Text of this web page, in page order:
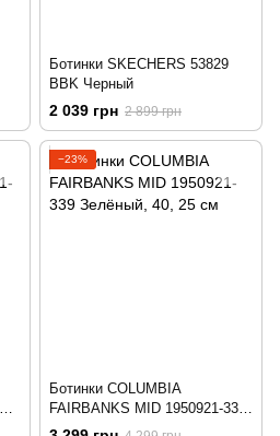
Ботинки SKECHERS 53829
BBK Черный
2 039 грн 2 899 грн
−23%
Ботинки COLUMBIA
FAIRBANKS MID 1950921-339
Зелёный